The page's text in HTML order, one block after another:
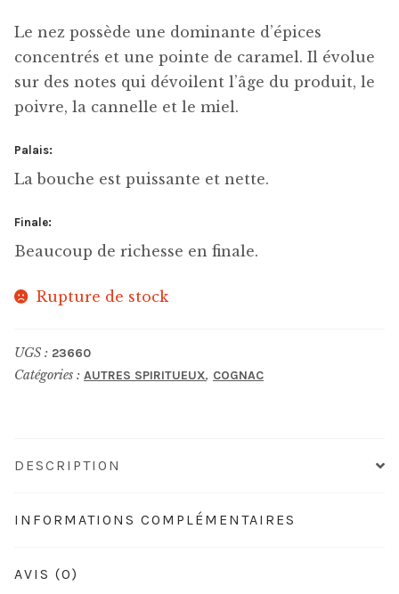
Le nez possède une dominante d’épices
concentrés et une pointe de caramel. Il évolue
sur des notes qui dévoilent l’âge du produit, le
poivre, la cannelle et le miel.
Palais:
La bouche est puissante et nette.
Finale:
Beaucoup de richesse en finale.
Rupture de stock
UGS : 23660
Catégories : AUTRES SPIRITUEUX, COGNAC
DESCRIPTION
INFORMATIONS COMPLÉMENTAIRES
AVIS (0)